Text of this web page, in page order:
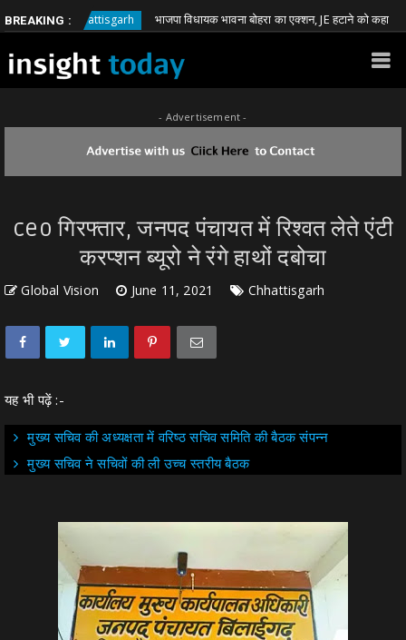
BREAKING :
Chhattisgarh भाजपा विधायक भावना बोहरा का एक्शन, JE हटाने को कहा
- Advertisement -
ceo गिरफ्तार, जनपद पंचायत में रिश्वत लेते एंटी
करप्शन ब्यूरो ने रंगे हाथों दबोचा
Global Vision June 11, 2021 Chhattisgarh
यह भी पढ़ें :-
मुख्य सचिव की अध्यक्षता में वरिष्ठ सचिव समिति की बैठक संपन्न
मुख्य सचिव ने सचिवों की ली उच्च स्तरीय बैठक